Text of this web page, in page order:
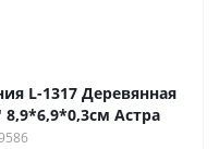
L-1317 Деревянная
Астра